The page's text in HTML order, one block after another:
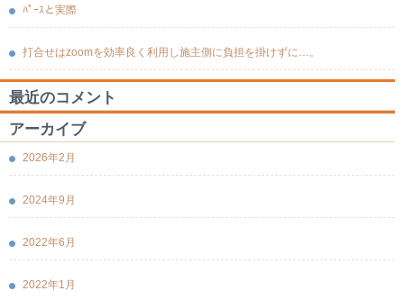
ﾊﾟｰｽと実際
打合せはzoomを効率良く利用し施主側に負担を掛けずに…。
最近のコメント
アーカイブ
2026年2月
2024年9月
2022年6月
2022年1月